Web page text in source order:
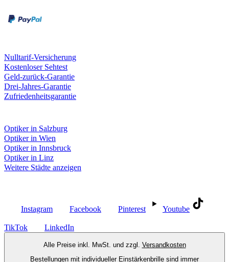
Nulltarif-Versicherung
Kostenloser Sehtest
Geld-zurück-Garantie
Drei-Jahres-Garantie
Zufriedenheitsgarantie
Optiker in Salzburg
Optiker in Wien
Optiker in Innsbruck
Optiker in Linz
Weitere Städte anzeigen
Instagram Facebook Pinterest Youtube
TikTok LinkedIn
Alle Preise inkl. MwSt. und zzgl. Versandkosten
Bestellungen mit individueller Einstärkenbrille sind immer